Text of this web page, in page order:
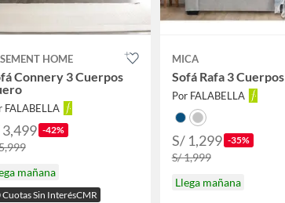
HOME
Connery 3 Cuerpos
FALABELLA
-42%
mañana
Cuotas Sin InterésCMR
MICA
Sofá Rafa 3 Cuerpos
Por FALABELLA
S/ 1,299 -35%
S/ 1,999
Llega mañana